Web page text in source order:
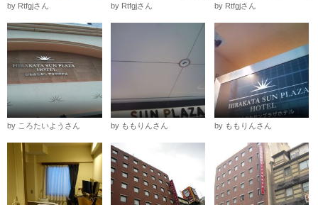
by Rtfgjさん by Rtfgjさん by Rtfgjさん
by ころたいようさん by ももりんさん by ももりんさん